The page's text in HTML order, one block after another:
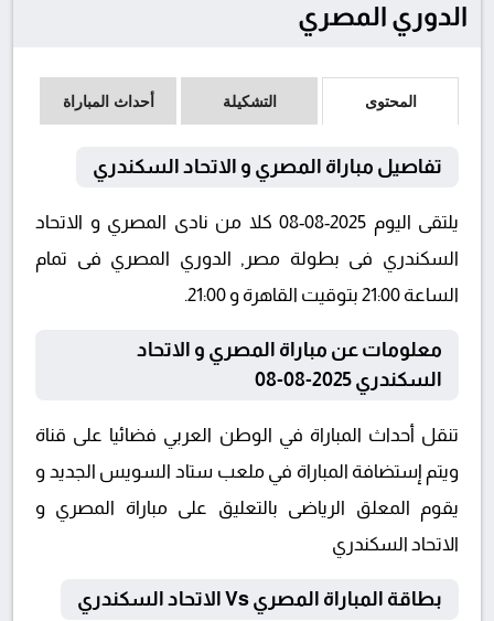
الدوري المصري
المحتوى التشكيلة أحداث المباراة
تفاصيل مباراة المصري و الاتحاد السكندري
يلتقى اليوم 2025-08-08 كلا من نادى المصري و الاتحاد
السكندري فى بطولة مصر, الدوري المصري فى تمام
الساعة 21:00 بتوقيت القاهرة و 21:00.
معلومات عن مباراة المصري و الاتحاد
السكندري 2025-08-08
تنقل أحداث المباراة في الوطن العربي فضائيا على قناة
ويتم إستضافة المباراة في ملعب ستاد السويس الجديد و
يقوم المعلق الرياضى بالتعليق على مباراة المصري و
الاتحاد السكندري
بطاقة المباراة المصري Vs الاتحاد السكندري